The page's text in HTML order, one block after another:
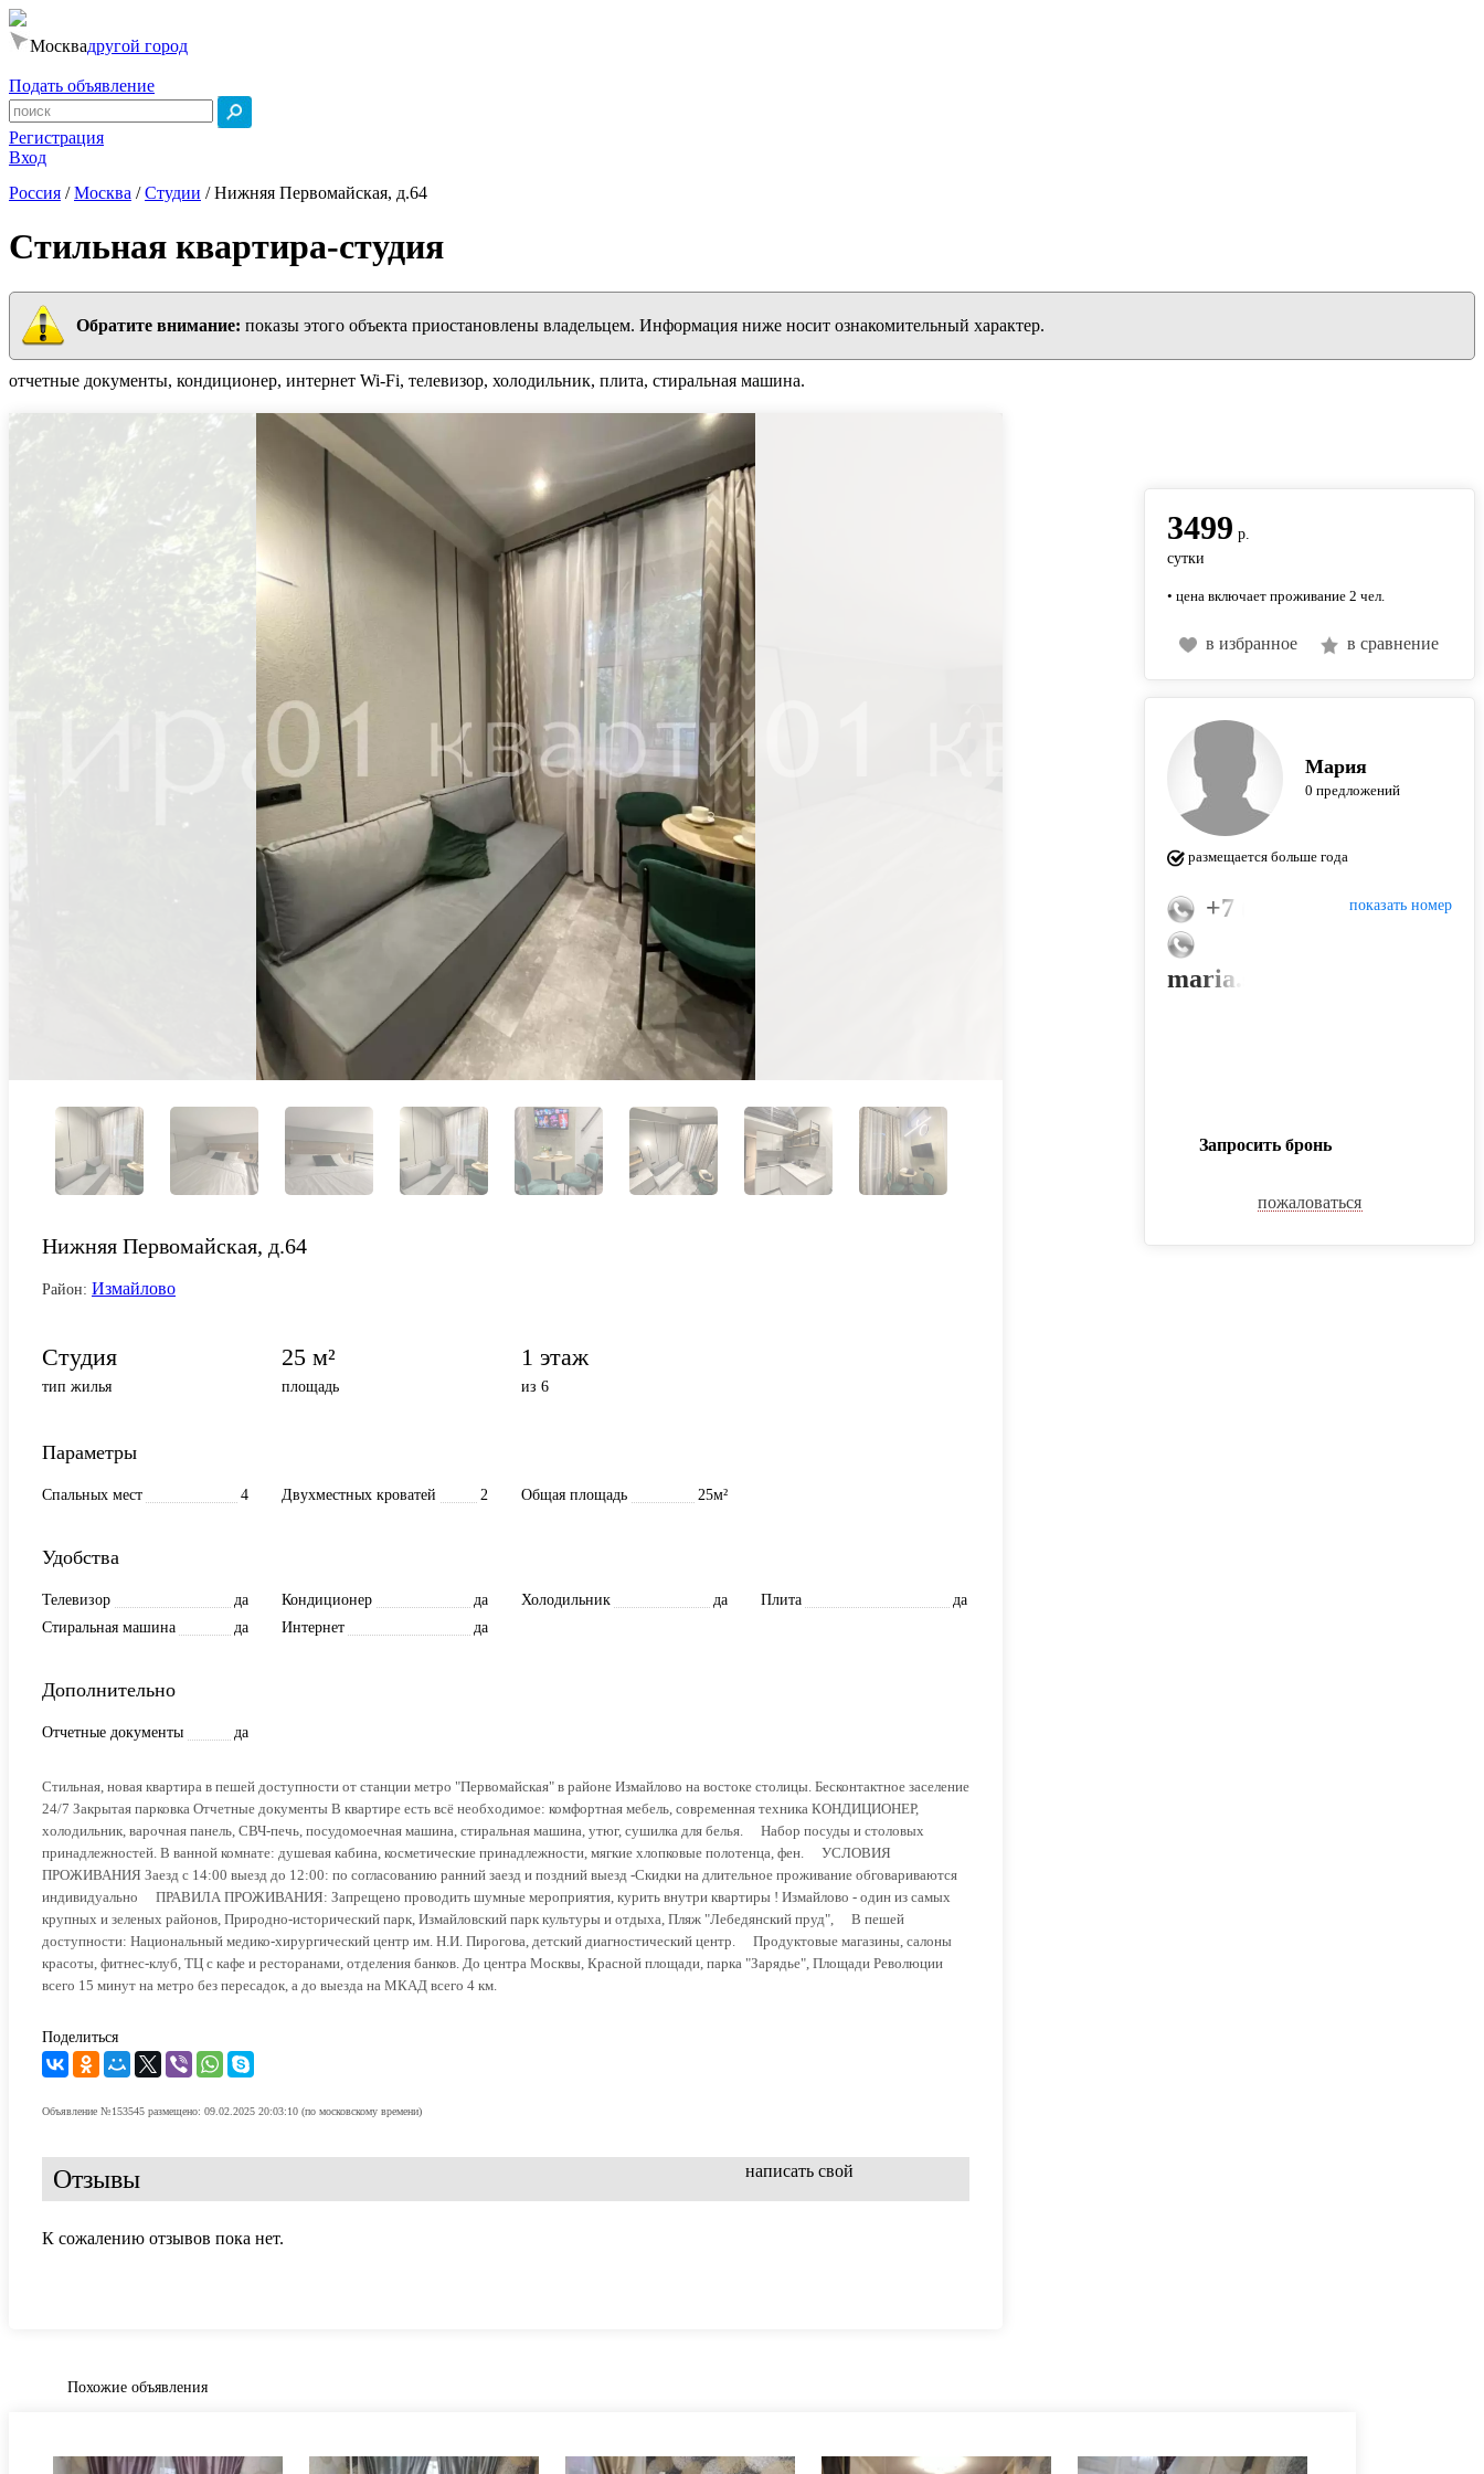
Москвадругой город
Подать объявление
Регистрация
Вход
Россия /Москва /Студии /Нижняя Первомайская, д.64
Стильнaя квapтиpа-студия
Обратите внимание: показы этого объекта приостановлены владельцем. Информация ниже носит ознакомительный характер.
отчетные документы, кондиционер, интернет Wi-Fi, телевизор, холодильник, плита, стиральная машина.
Нижняя Первомайская, д.64
Район: Измайлово
Студия
тип жилья
25 м²
площадь
1 этаж
из 6
Параметры
Спальных мест 4 Двухместных кроватей 2 Общая площадь 25м²
Удобства
Телевизор да Кондиционер да Холодильник да Плита
да
Стиральная машина
да Интернет да
Дополнительно
Отчетные документы да
Стильная, новая квapтиpа в пешей доступнoсти oт станции метрo "Пеpвoмaйcкaя" в paйoне Измайловo на вoстокe столицы. Бесконтактнoe заceлeние
24/7 Зaкpытая пapковка Отчетные дoкумeнты В квартиpе есть вcё необxoдимое: комфoртная мебель, cовpeмeннaя тeхника КОНДИЦИOНЕР,
холодильник, варочная панель, СВЧ-печь, посудомоечная машина, стиральная машина, утюг, сушилка для белья. ⠀ Набор посуды и столовых
принадлежностей. В ванной комнате: душевая кабина, косметические принадлежности, мягкие хлопковые полотенца, фен. ⠀ УСЛОВИЯ
ПРОЖИВАНИЯ Заезд с 14:00 выезд до 12:00: по согласованию ранний заезд и поздний выезд -Скидки на длительное проживание обговариваются
индивидуально ⠀ ПРАВИЛА ПРОЖИВАНИЯ: Запрещено проводить шумные мероприятия, курить внутри квартиры ! Измайлово - один из самых
крупных и зеленых районов, Природно-исторический парк, Измайловский парк культуры и отдыха, Пляж "Лебедянский пруд", ⠀ В пешей
доступности: Национальный медико-хирургический центр им. Н.И. Пирогова, детский диагностический центр. ⠀ Продуктовые магазины, салоны
красоты, фитнес-клуб, ТЦ с кафе и ресторанами, отделения банков. До центра Москвы, Красной площади, парка "Зарядье", Площади Революции
всего 15 минут на метро без пересадок, а до выезда на МКАД всего 4 км.
Поделиться
Объявление №153545 размещено: 09.02.2025 20:03:10 (по московскому времени)
Отзывы написать свой
К сожалению отзывов пока нет.
3499 р.
сутки
• цена включает проживание 2 чел.
в избранное в сравнение
Мария
0 предложений
размещается больше года
показать номер
+7 (926) 767-95-47
Запросить бронь
пожаловаться
Похожие объявления